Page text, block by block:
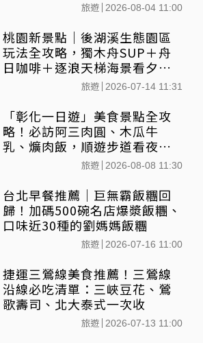
旅遊 2026-08-04 11:00
桃園新景點｜後湖溪生態園區
玩法全攻略，獨木舟SUP＋舟
日咖啡＋逐浪天梯海景看夕陽
旅遊 2026-07-14 11:31
「彰化一日遊」美食景點全攻
略！必訪阿三肉圓、木瓜牛
乳、爌肉飯，順遊步道看夜景
旅遊 2026-08-08 11:30
台北早餐推薦｜巨無霸飯糰回
歸！加碼500碗名店爆漿飯糰、
口味近30種的劉媽媽飯糰
旅遊 2026-07-16 11:00
捷運三鶯線美食推薦！三鶯線
沿線必吃清單：三峽豆花、鶯
歌壽司、北大泰式一次收
旅遊 2026-07-13 11:00